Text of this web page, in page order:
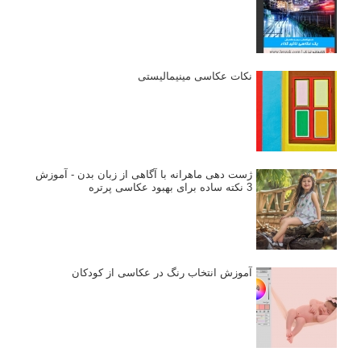
نکات عکاسی مینیمالیستی
ژست دهی ماهرانه با آگاهی از زبان بدن - آموزش
3 نکته ساده برای بهبود عکاسی پرتره
آموزش انتخاب رنگ در عکاسی از کودکان